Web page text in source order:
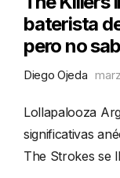
baterista
pero no
Diego Ojeda
Lollapalooza
significativas
The Strokes se